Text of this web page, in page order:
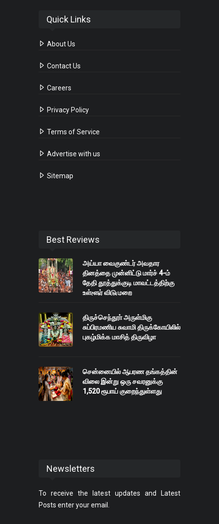
Quick Links
About Us
Contact Us
Careers
Privacy Policy
Terms of Service
Advertise with us
Sitemap
Best Reviews
அய்யா வைகுண்டர் அவதார
தினத்தை முன்னிட்டு மார்ச் 4-ம்
தேதி தூத்துக்குடி மாவட்டத்திற்கு
உள்ளூர் விடுமுறை
திருச்செந்தூா் அருள்மிகு
சுப்பிரமணிய சுவாமி திருக்கோயிலில்
புகழ்மிக்க மாசித் திருவிழா
சென்னையில் ஆபரண தங்கத்தின்
விலை இன்று ஒரு சவரனுக்கு
1,520 ரூபாய் குறைந்துள்ளது
Newsletters
To receive the latest updates and Latest
Posts enter your email.